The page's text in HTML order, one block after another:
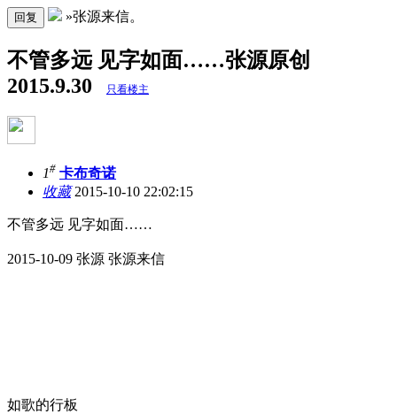
回复 »张源来信。
不管多远 见字如面……张源原创
2015.9.30
只看楼主
1# 卡布奇诺
收藏2015-10-10 22:02:15
不管多远 见字如面……
2015-10-09 张源 张源来信
如歌的行板